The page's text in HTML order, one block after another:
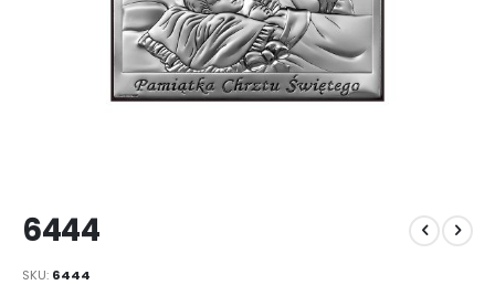
na
początek
galerii
6444
SKU 6444